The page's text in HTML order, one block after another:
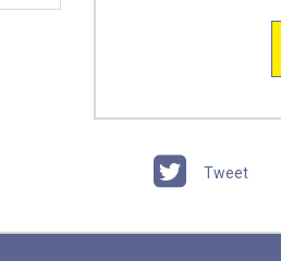
Tweet